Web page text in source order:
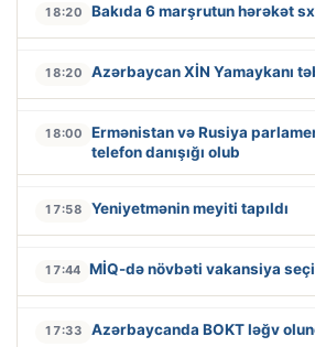
18:20 Bakıda 6 marşrutun hərəkət
18:20 Azərbaycan XİN Yamaykanı
18:00
Ermənistan və Rusiya
telefon danışığı olub
17:58 Yeniyetmənin meyiti tapıldı
17:44 MİQ-də növbəti vakansiya
17:33 Azərbaycanda BOKT ləğv